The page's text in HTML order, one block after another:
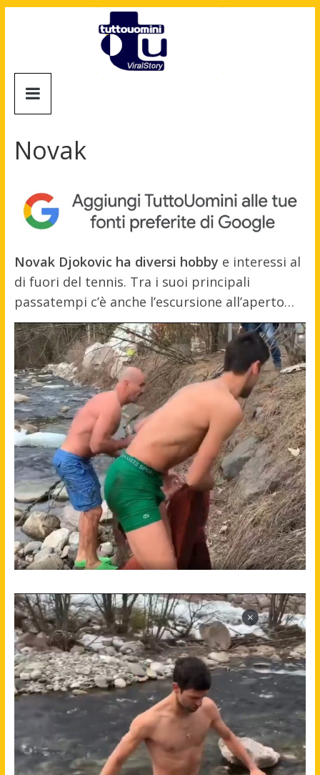
Tuttouomini
Cinema,
news
moda
maschile
Novak
Novak Djokovic ha diversi hobby e interessi al
di fuori del tennis. Tra i suoi principali
passatempi c’è anche l’escursione all’aperto…